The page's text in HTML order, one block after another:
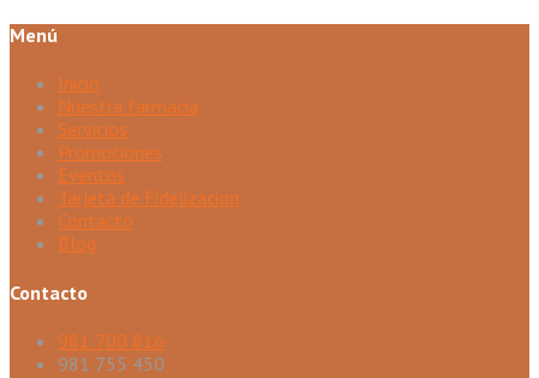
Menú
Inicio
Nuestra farmacia
Servicios
Promociones
Eventos
Tarjeta de Fidelizacion
Contacto
Blog
Contacto
981 700 816
981 755 450